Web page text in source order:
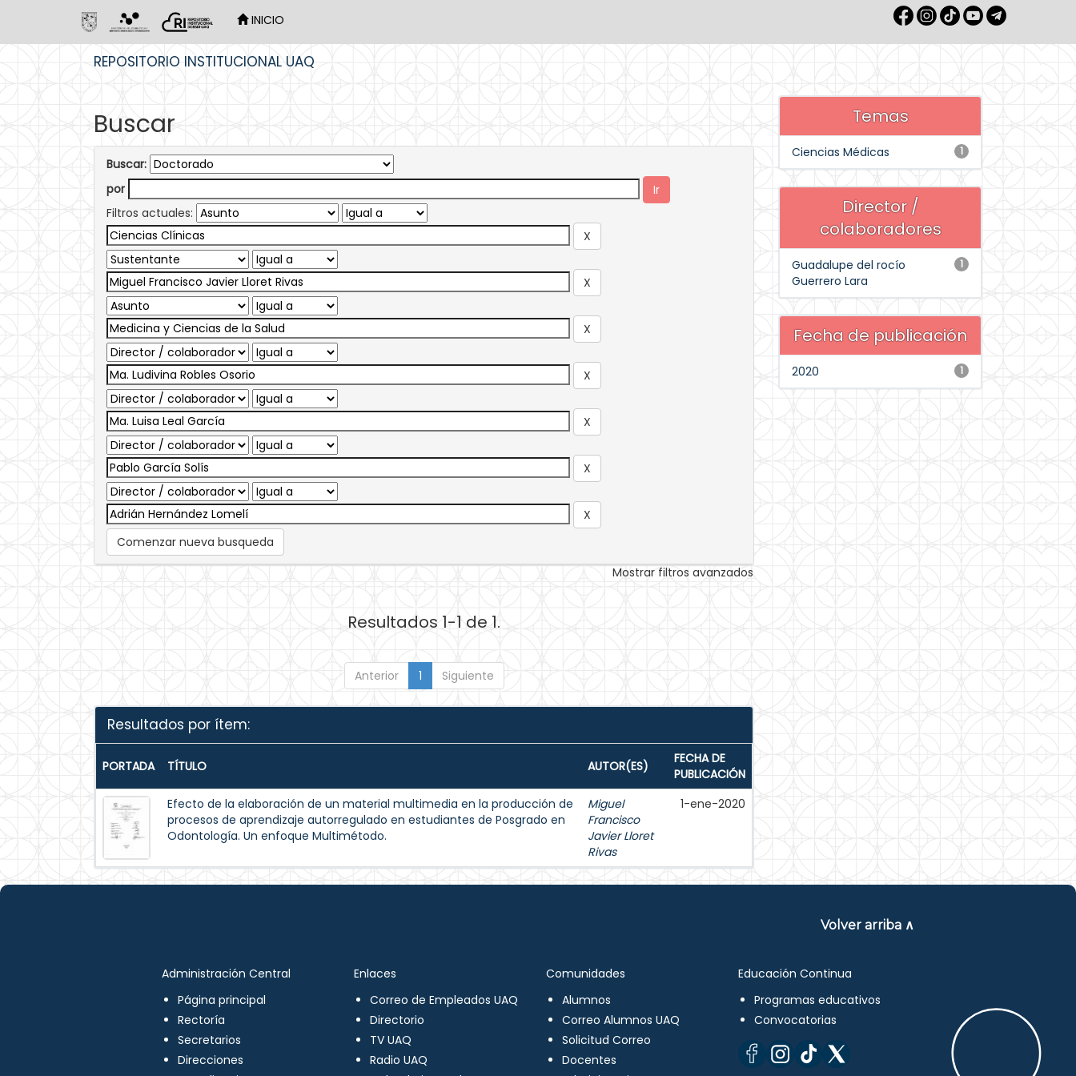
INICIO
REPOSITORIO INSTITUCIONAL UAQ
Buscar
Buscar:
por
Filtros actuales:
Comenzar nueva busqueda
Mostrar filtros avanzados
Resultados 1-1 de 1.
Anterior 1 Siguiente
Resultados por ítem:
PORTADA TÍTULO AUTOR(ES)
FECHA DE
PUBLICACIÓN
Efecto de la elaboración de un material multimedia en la producción de
procesos de aprendizaje autorregulado en estudiantes de Posgrado en
Odontología. Un enfoque Multimétodo.
Miguel
Francisco
Javier Lloret
Rivas
1-ene-2020
Temas
1
Ciencias Médicas
Director /
colaboradores
1
Guadalupe del rocío
Guerrero Lara
Fecha de publicación
1
2020
Volver arriba ∧
Administración Central
Página principal
Rectoría
Secretarios
Direcciones
Enlaces
Correo de Empleados UAQ
Directorio
TV UAQ
Radio UAQ
Comunidades
Alumnos
Correo Alumnos UAQ
Solicitud Correo
Docentes
Educación Continua
Programas educativos
Convocatorias